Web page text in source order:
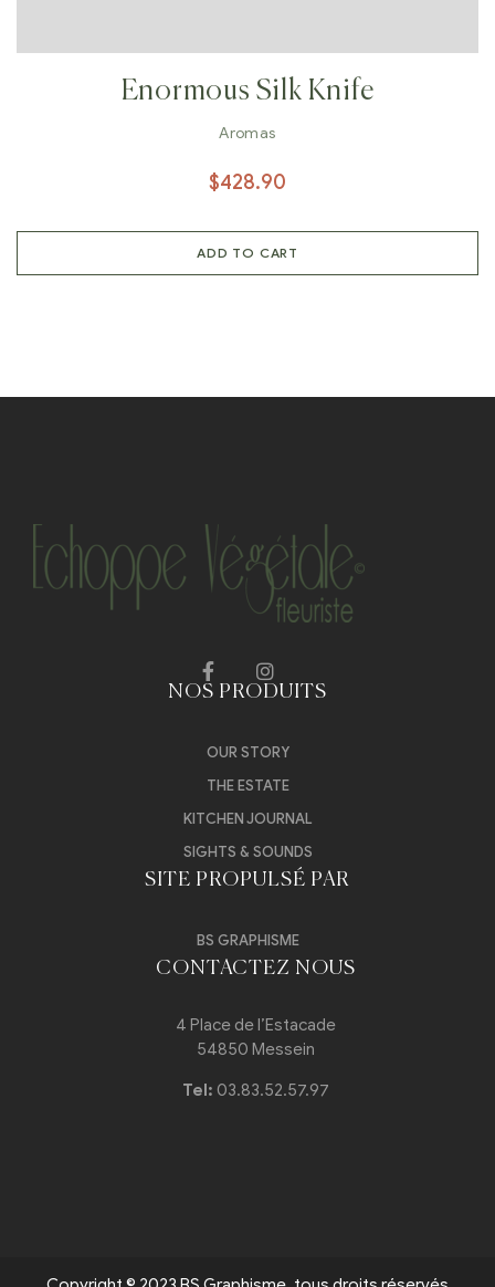
Enormous Silk Knife
Aromas
$428.90
ADD TO CART
NOS PRODUITS
OUR STORY
THE ESTATE
KITCHEN JOURNAL
SIGHTS & SOUNDS
SITE PROPULSÉ PAR
BS GRAPHISME
CONTACTEZ NOUS
4 Place de l’Estacade
54850 Messein
Tel: 03.83.52.57.97